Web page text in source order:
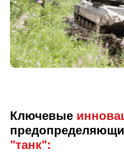
Ключевые
"танк":